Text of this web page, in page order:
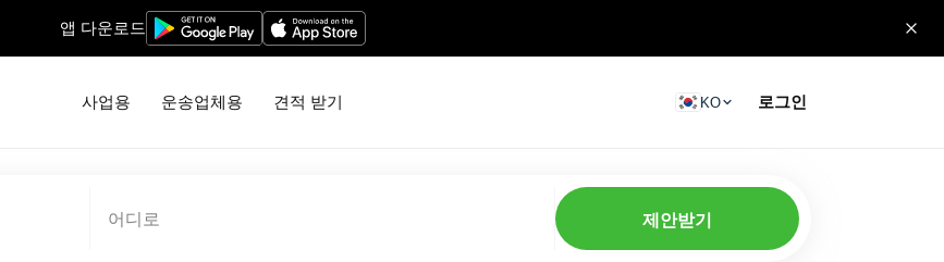
앱 다운로드
사업용 운송업체용 견적 받기 KO 로그인
어디로 제안받기